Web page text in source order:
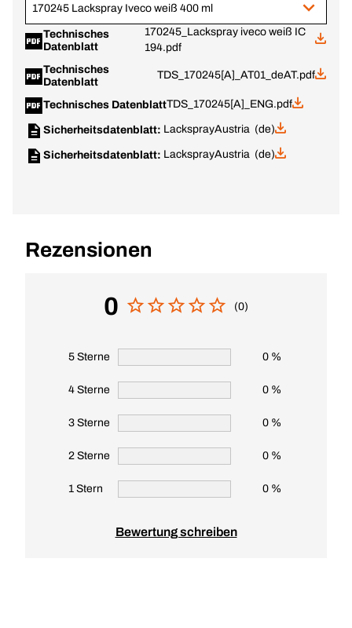
170245 Lackspray Iveco weiß 400 ml
Technisches
Datenblatt
170245_Lackspray iveco weiß IC
194.pdf
Technisches
Datenblatt
TDS_170245[A]_AT01_deAT.pdf
Technisches DatenblattTDS_170245[A]_ENG.pdf
Sicherheitsdatenblatt: LacksprayAustria (de)
Sicherheitsdatenblatt: LacksprayAustria (de)
Rezensionen
0 (0)
5 Sterne 0 %
4 Sterne 0 %
3 Sterne 0 %
2 Sterne 0 %
1 Stern 0 %
Bewertung schreiben